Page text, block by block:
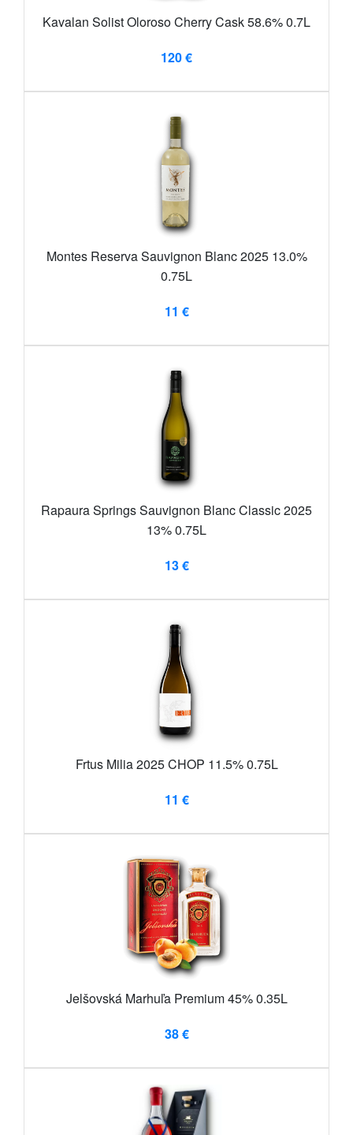
Kavalan Solist Oloroso Cherry Cask 58.6% 0.7L
120 €
Montes Reserva Sauvignon Blanc 2025 13.0%
0.75L
11 €
Rapaura Springs Sauvignon Blanc Classic 2025
13% 0.75L
13 €
Frtus Milia 2025 CHOP 11.5% 0.75L
11 €
Jelšovská Marhuľa Premium 45% 0.35L
38 €